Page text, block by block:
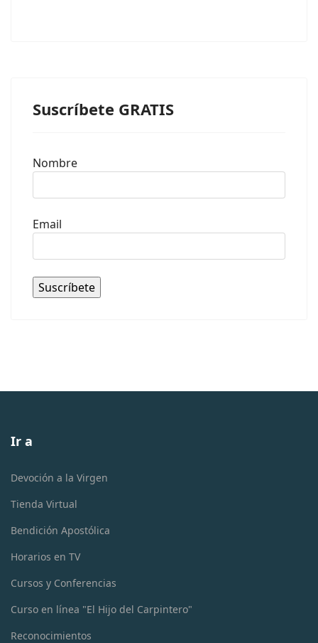
Suscríbete GRATIS
Nombre
Email
Ir a
Devoción a la Virgen
Tienda Virtual
Bendición Apostólica
Horarios en TV
Cursos y Conferencias
Curso en línea "El Hijo del Carpintero"
Reconocimientos